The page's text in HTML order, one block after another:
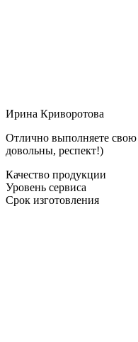
Ирина Криворотова
Отлично выполняете свою
довольны, респект!)
Качество продукции
Уровень сервиса
Срок изготовления